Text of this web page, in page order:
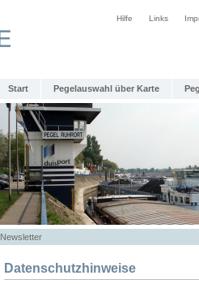
Hilfe Links
Start Pegelauswahl über Karte
Newsletter
Datenschutzhinweise